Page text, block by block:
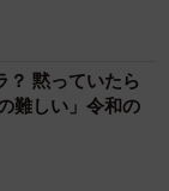
？ 黙っていたら
難しい」令和の